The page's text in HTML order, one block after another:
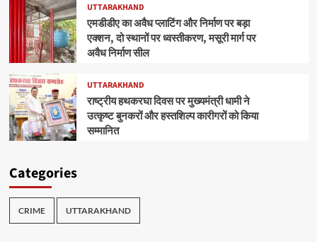
UTTARAKHAND
एमडीडीए का अवैध प्लाटिंग और निर्माण पर बड़ा
एक्शन, दो स्थानों पर ध्वस्तीकरण, मसूरी मार्ग पर
अवैध निर्माण सील
UTTARAKHAND
राष्ट्रीय हथकरघा दिवस पर मुख्यमंत्री धामी ने
उत्कृष्ट बुनकरों और हस्तशिल्प कारीगरों को किया
सम्मानित
Categories
CRIME UTTARAKHAND